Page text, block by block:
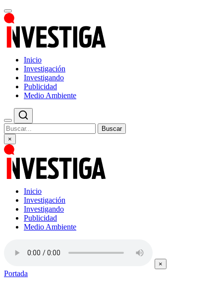
Inicio
Investigación
Investigando
Publicidad
Medio Ambiente
Buscar
×
Inicio
Investigación
Investigando
Publicidad
Medio Ambiente
×
Portada